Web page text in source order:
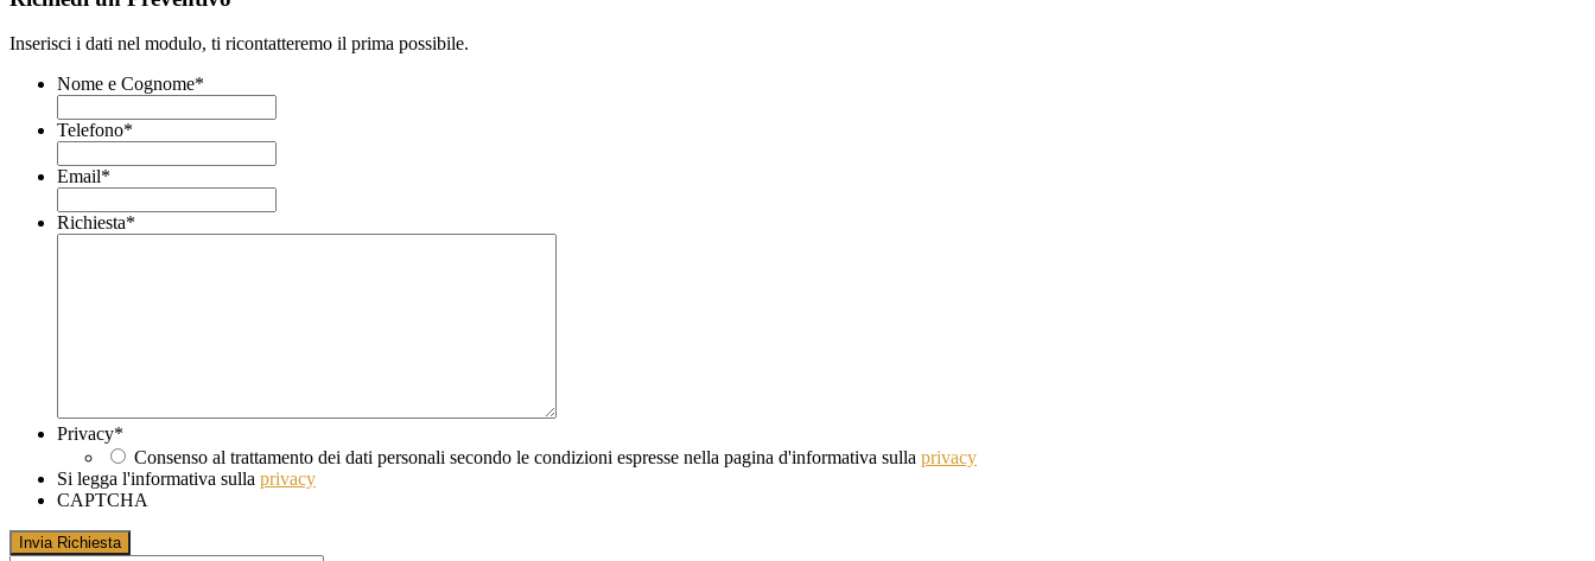
Inserisci i dati nel modulo, ti ricontatteremo il prima possibile.
Nome e Cognome*
Telefono*
Email*
Richiesta*
Privacy*
Consenso al trattamento dei dati personali secondo le condizioni espresse nella pagina d'informativa sulla privacy
Si legga l'informativa sulla privacy
CAPTCHA